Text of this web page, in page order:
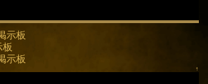
示板
示板
↑